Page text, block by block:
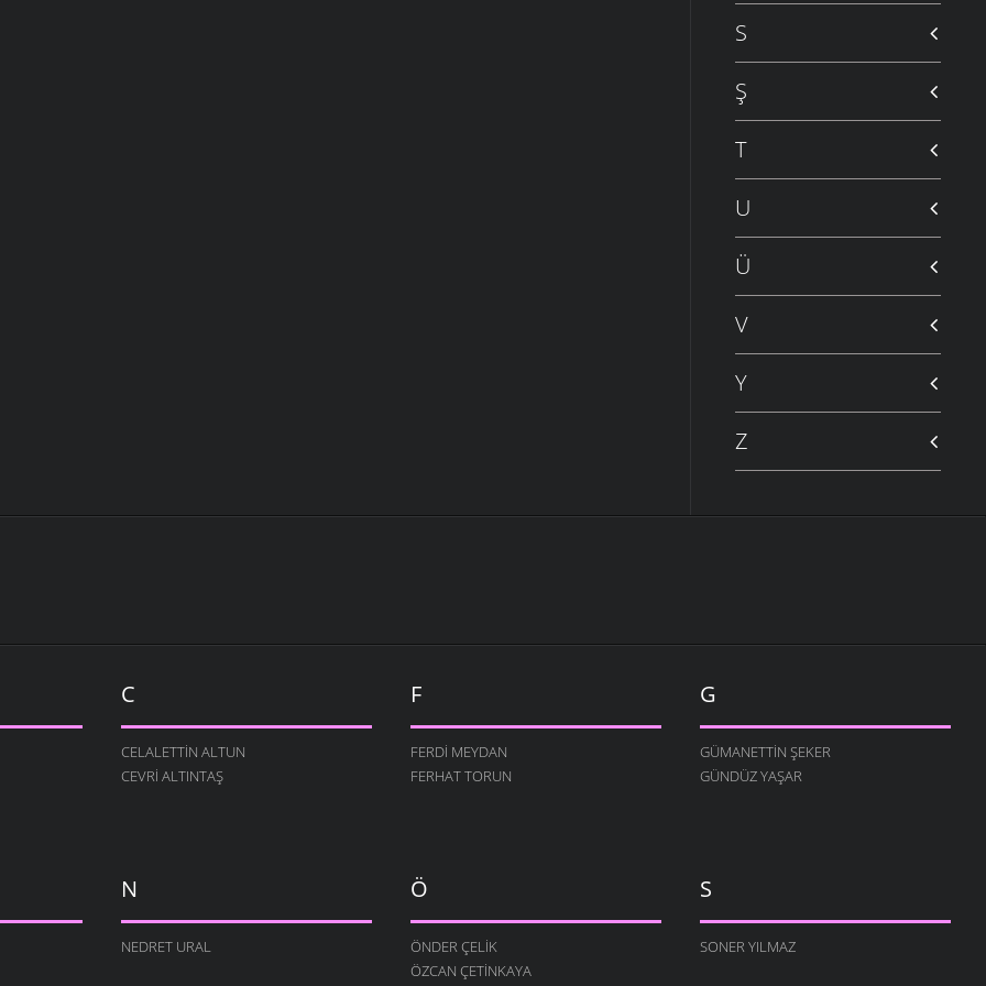
S
Ş
T
U
Ü
V
Y
Z
C
CELALETTIN ALTUN
CEVRI ALTINTAŞ
F
FERDI MEYDAN
FERHAT TORUN
G
GÜMANETTIN ŞEKER
GÜNDÜZ YAŞAR
N
NEDRET URAL
Ö
ÖNDER ÇELIK
ÖZCAN ÇETINKAYA
S
SONER YILMAZ